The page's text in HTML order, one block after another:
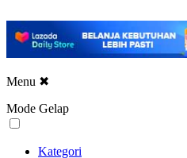
Menu ✖
Mode Gelap
Kategori